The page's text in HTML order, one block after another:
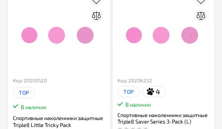
Код: 20200520
TOP
В наличии
Спортивные наколенники защитные
Triple8 Little Tricky Pack
Код: 20206232
TOP 4
В наличии
Спортивные наколенники защитные
Triple8 Saver Series 3-Pack (L)